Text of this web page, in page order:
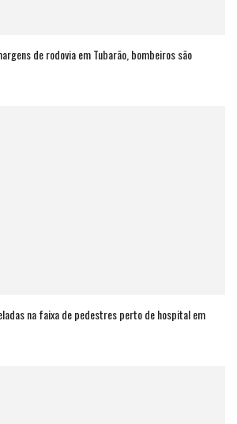
de rodovia em Tubarão, bombeiros são
na faixa de pedestres perto de hospital em